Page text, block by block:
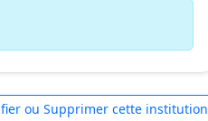
ou Supprimer cette institution